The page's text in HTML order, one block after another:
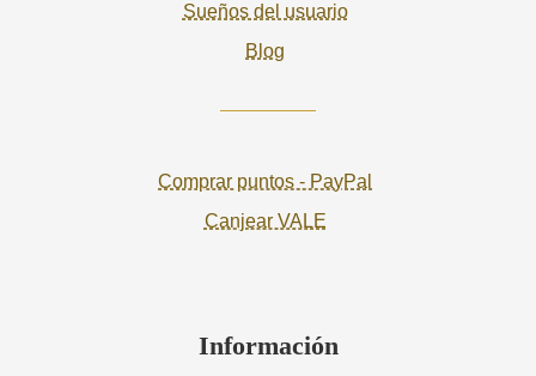
Sueños del usuario
Blog
Comprar puntos - PayPal
Canjear VALE
Información